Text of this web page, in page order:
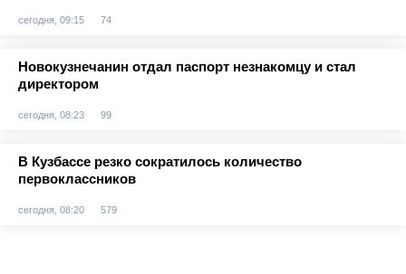
сегодня, 09:15 74
Новокузнечанин отдал паспорт незнакомцу и стал
директором
сегодня, 08:23 99
В Кузбассе резко сократилось количество
первоклассников
сегодня, 08:20 579